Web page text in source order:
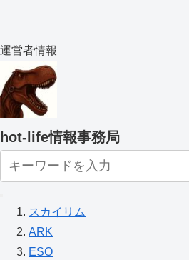
運営者情報
hot-life情報事務局
スカイリム
ARK
ESO